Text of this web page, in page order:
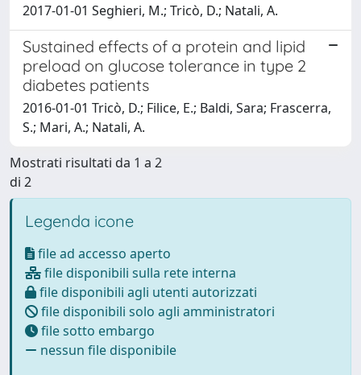
2017-01-01 Seghieri, M.; Tricò, D.; Natali, A.
Sustained effects of a protein and lipid
preload on glucose tolerance in type 2
diabetes patients
2016-01-01 Tricò, D.; Filice, E.; Baldi, Sara; Frascerra,
S.; Mari, A.; Natali, A.
Mostrati risultati da 1 a 2
di 2
Legenda icone
file ad accesso aperto
file disponibili sulla rete interna
file disponibili agli utenti autorizzati
file disponibili solo agli amministratori
file sotto embargo
nessun file disponibile